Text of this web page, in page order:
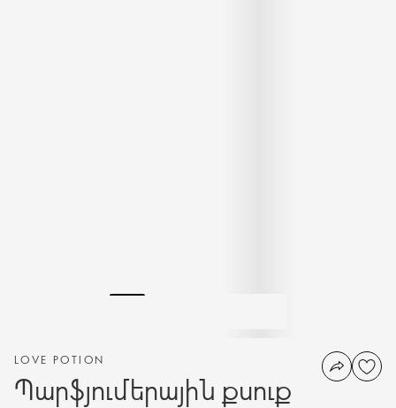
LOVE POTION
Պարֆյումերային քսուք